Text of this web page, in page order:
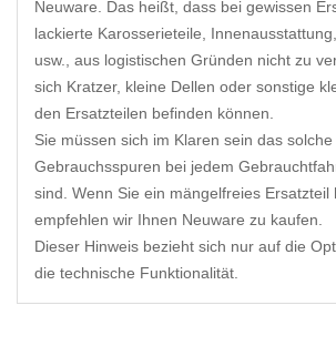
Neuware. Das heißt, dass bei gewissen
lackierte Karosserieteile,
usw., aus logistischen Gründen nicht zu
sich Kratzer, kleine Dellen oder sonstige
den Ersatzteilen befinden können.
Sie müssen sich im Klaren sein das solche
Gebrauchsspuren bei jedem
sind. Wenn Sie ein mängelfreies Ersatzteil
empfehlen wir Ihnen Neuware zu kaufen.
Dieser Hinweis bezieht sich nur auf die
die technische Funktionalität.